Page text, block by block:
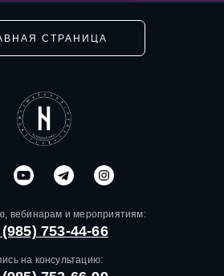
СТРАНИЦА
753-44-66
вебинарам и мероприятиям:
на консультацию: